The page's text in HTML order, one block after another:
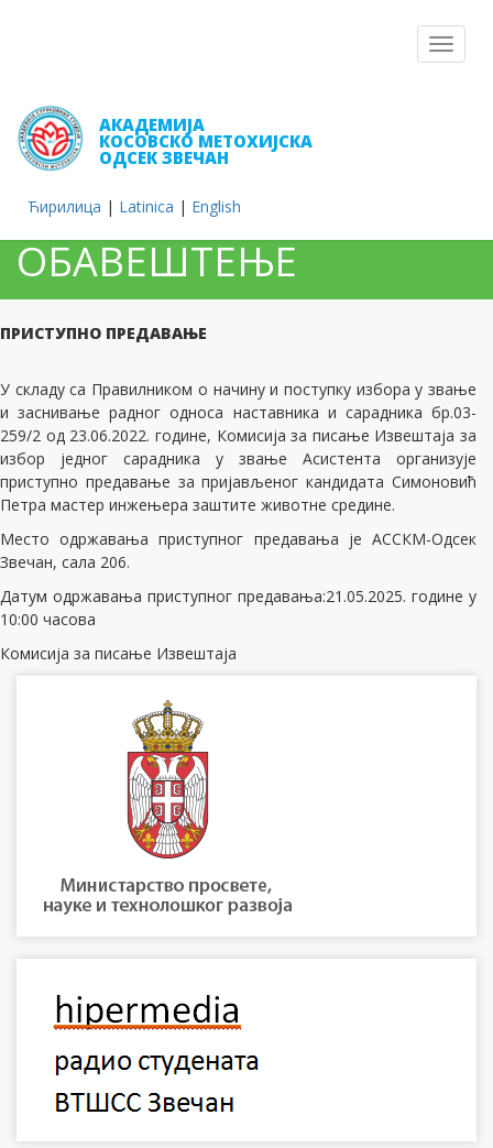
Toggle
АКАДЕМИЈА
КОСОВСКО МЕТОХИЈСКА
ОДСЕК ЗВЕЧАН
Ћирилица | Latinica | English
ОБАВЕШТЕЊЕ
ПРИСТУПНО ПРЕДАВАЊЕ
У складу са Правилником о начину и поступку избора у звање
и заснивање радног односа наставника и сарадника бр.03-
259/2 од 23.06.2022. године, Комисија за писање Извештаја за
избор једног сарадника у звање Aсистента организује
приступно предавање за пријављеног кандидата Симоновић
Петра мастер инжењера заштите животне средине.
Место одржавања приступног предавања је АССКМ-Одсек
Звечан, сала 206.
Датум одржавања приступног предавања:21.05.2025. године у
10:00 часова
Комисија за писање Извештаја